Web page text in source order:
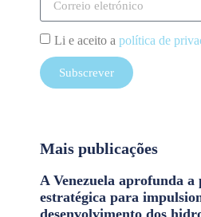
Li e aceito a política de
Subscrever
Mais publicações
A Venezuela aprofunda a
estratégica para